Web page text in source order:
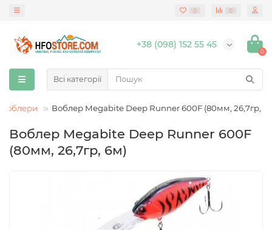
0 0
+38 (098) 152 55 45
0
Всі категорії
Воблери Воблер Megabite Deep Runner 600F (80мм, 26,7гр,
Воблер Megabite Deep Runner 600F
(80мм, 26,7гр, 6м)